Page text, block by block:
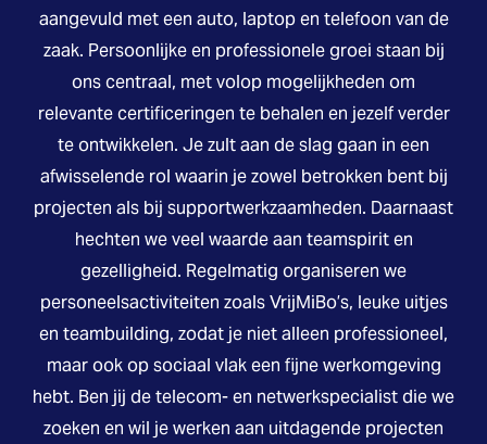
aangevuld met een auto, laptop en telefoon van de
zaak. Persoonlijke en professionele groei staan bij
ons centraal, met volop mogelijkheden om
relevante certificeringen te behalen en jezelf verder
te ontwikkelen. Je zult aan de slag gaan in een
afwisselende rol waarin je zowel betrokken bent bij
projecten als bij supportwerkzaamheden. Daarnaast
hechten we veel waarde aan teamspirit en
gezelligheid. Regelmatig organiseren we
personeelsactiviteiten zoals VrijMiBo’s, leuke uitjes
en teambuilding, zodat je niet alleen professioneel,
maar ook op sociaal vlak een fijne werkomgeving
hebt. Ben jij de telecom- en netwerkspecialist die we
zoeken en wil je werken aan uitdagende projecten